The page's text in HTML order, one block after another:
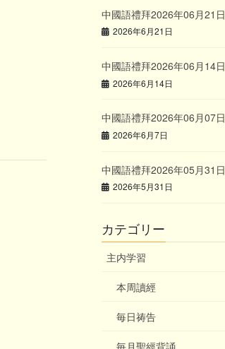
中國語禮拜2026年06月21日
2026年6月21日
中國語禮拜2026年06月14日
2026年6月14日
中國語禮拜2026年06月07日
2026年6月7日
中國語禮拜2026年05月31日
2026年5月31日
カテゴリー
主内学習
本周讀經
毎日祷告